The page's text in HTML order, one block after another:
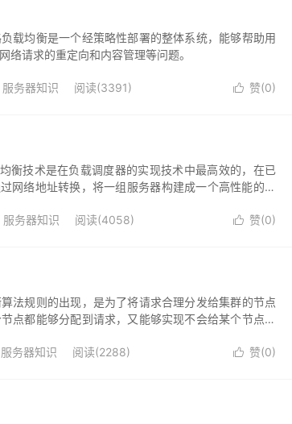
载均衡是一个经策略性部署的整体系统，能够帮助用
络请求的重定向和内容管理等问题。
服务器知识 阅读(3391)  赞(0)
衡技术是在负载调度器的实现技术中最高效的，在已
网络地址转换，将一组服务器构建成一个高性能的、
服务器知识 阅读(4058)  赞(0)
法规则的出现，是为了将请求合理分发给集群的节点
点都能够分配到请求，又能够实现不会给某个节点分
服务器知识 阅读(2288)  赞(0)